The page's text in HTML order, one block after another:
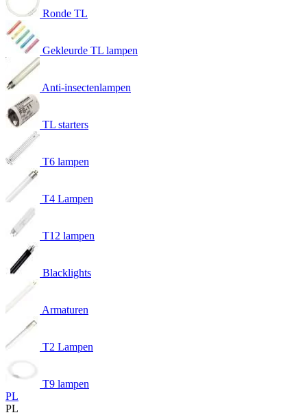
Ronde TL
Gekleurde TL lampen
Anti-insectenlampen
TL starters
T6 lampen
T4 Lampen
T12 lampen
Blacklights
Armaturen
T2 Lampen
T9 lampen
PL
PL